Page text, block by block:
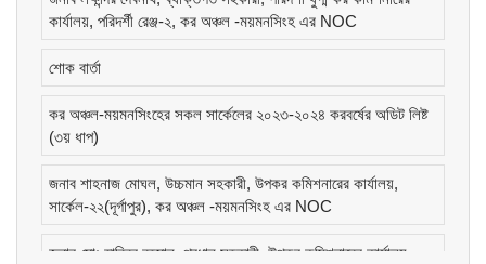
কার্যালয়, পরিদর্শী রেঞ্জ-২, কর অঞ্চল -ময়মনসিংহ এর NOC
শোক বার্তা
কর অঞ্চল-ময়মনসিংহের সকল সার্কেলের ২০২৩-২০২৪ করবর্ষের অডিট লিষ্ট
(৩য় ধাপ)
জনাব শাহনাজ মোঘল, উচ্চমান সহকারী, উপকর কমিশনারের কার্যালয়,
সার্কেল-২২(দূর্গাপুর), কর অঞ্চল -ময়মনসিংহ এর NOC
জনাব মোঃ হাবিবুর রহমান, প্রধান সহকারী, উপকর কমিশনারের কার্যালয়,